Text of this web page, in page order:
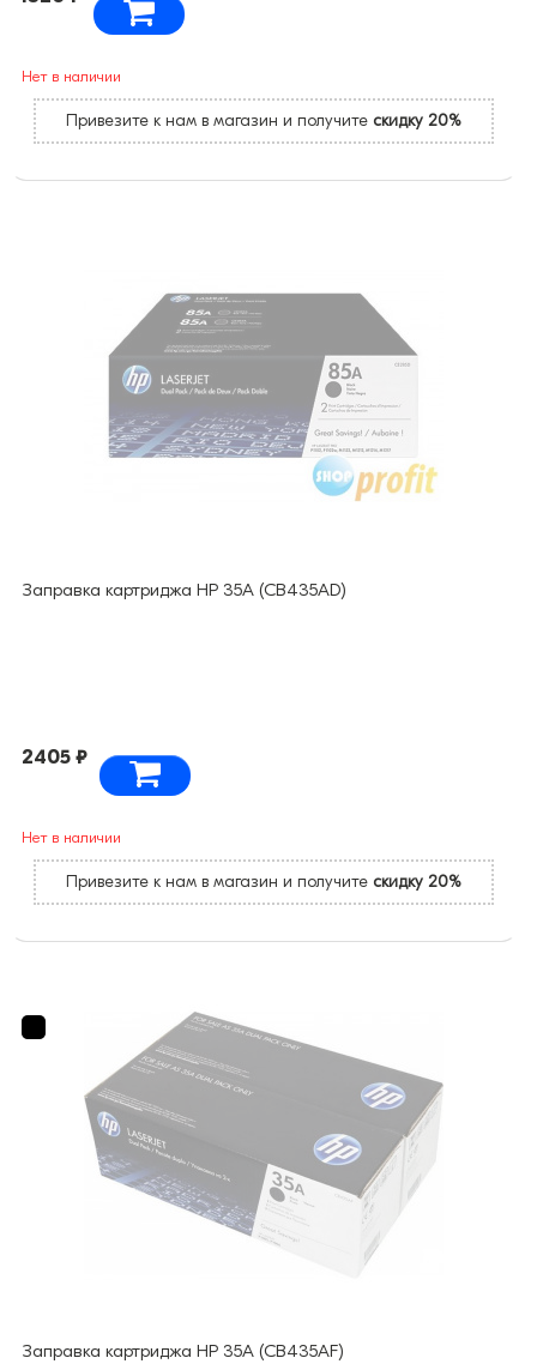
Нет в наличии
Привезите к нам в магазин и получите скидку 20%
Заправка картриджа HP 35A (CB435AD)
2405 ₽
Нет в наличии
Привезите к нам в магазин и получите скидку 20%
Заправка картриджа HP 35A (CB435AF)